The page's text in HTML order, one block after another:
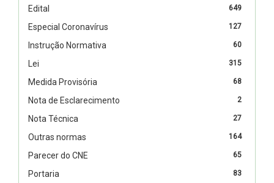
649
Edital
127
Especial Coronavírus
60
Instrução Normativa
315
Lei
68
Medida Provisória
2
Nota de Esclarecimento
27
Nota Técnica
164
Outras normas
65
Parecer do CNE
83
Portaria